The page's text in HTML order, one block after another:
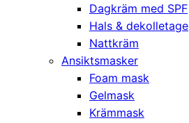
Dagkräm med SPF
Hals & dekolletage
Nattkräm
Ansiktsmasker
Foam mask
Gelmask
Krämmask